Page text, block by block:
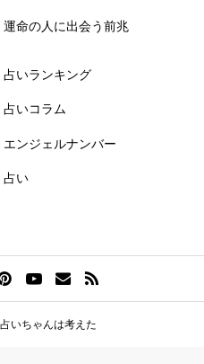
運命の人に出会う前兆
占いランキング
占いコラム
エンジェルナンバー
占い
いちゃんは考えた